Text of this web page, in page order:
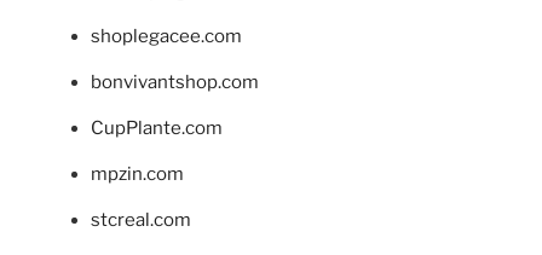
shoplegacee.com
bonvivantshop.com
CupPlante.com
mpzin.com
stcreal.com